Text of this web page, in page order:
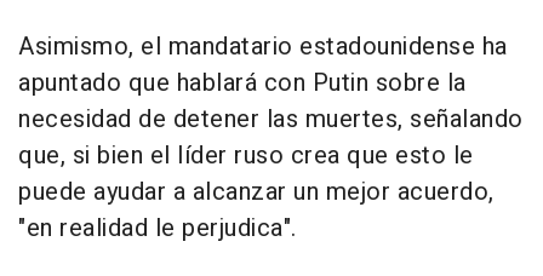
Asimismo, el mandatario estadounidense ha
apuntado que hablará con Putin sobre la
necesidad de detener las muertes, señalando
que, si bien el líder ruso crea que esto le
puede ayudar a alcanzar un mejor acuerdo,
"en realidad le perjudica".